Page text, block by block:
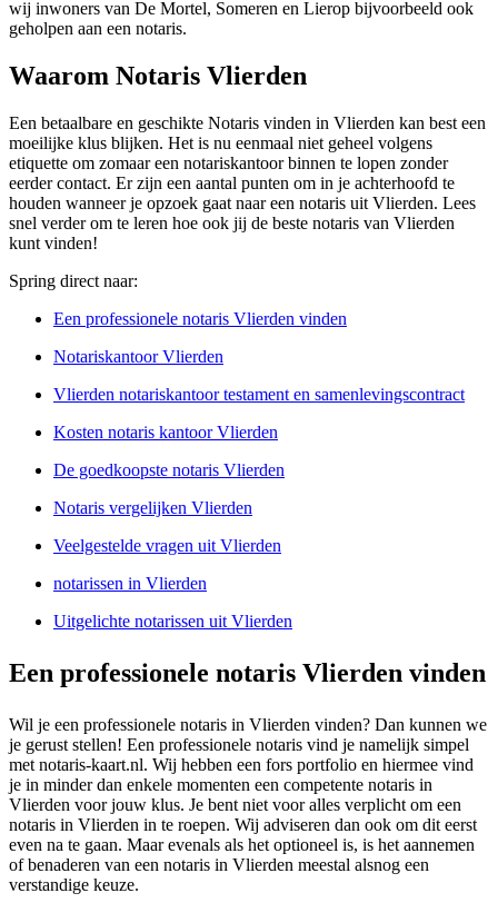
wij inwoners van De Mortel, Someren en Lierop bijvoorbeeld ook
geholpen aan een notaris.
Waarom Notaris Vlierden
Een betaalbare en geschikte Notaris vinden in Vlierden kan best een
moeilijke klus blijken. Het is nu eenmaal niet geheel volgens
etiquette om zomaar een notariskantoor binnen te lopen zonder
eerder contact. Er zijn een aantal punten om in je achterhoofd te
houden wanneer je opzoek gaat naar een notaris uit Vlierden. Lees
snel verder om te leren hoe ook jij de beste notaris van Vlierden
kunt vinden!
Spring direct naar:
Een professionele notaris Vlierden vinden
Notariskantoor Vlierden
Vlierden notariskantoor testament en samenlevingscontract
Kosten notaris kantoor Vlierden
De goedkoopste notaris Vlierden
Notaris vergelijken Vlierden
Veelgestelde vragen uit Vlierden
notarissen in Vlierden
Uitgelichte notarissen uit Vlierden
Een professionele notaris Vlierden vinden
Wil je een professionele notaris in Vlierden vinden? Dan kunnen we
je gerust stellen! Een professionele notaris vind je namelijk simpel
met notaris-kaart.nl. Wij hebben een fors portfolio en hiermee vind
je in minder dan enkele momenten een competente notaris in
Vlierden voor jouw klus. Je bent niet voor alles verplicht om een
notaris in Vlierden in te roepen. Wij adviseren dan ook om dit eerst
even na te gaan. Maar evenals als het optioneel is, is het aannemen
of benaderen van een notaris in Vlierden meestal alsnog een
verstandige keuze.